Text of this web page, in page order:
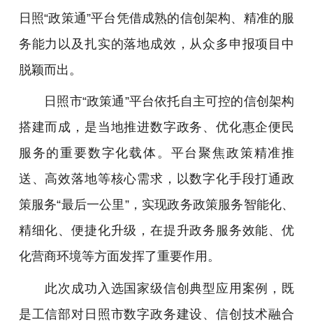
日照“政策通”平台凭借成熟的信创架构、精准的服
务能力以及扎实的落地成效，从众多申报项目中
脱颖而出。
日照市“政策通”平台依托自主可控的信创架构
搭建而成，是当地推进数字政务、优化惠企便民
服务的重要数字化载体。平台聚焦政策精准推
送、高效落地等核心需求，以数字化手段打通政
策服务“最后一公里”，实现政务政策服务智能化、
精细化、便捷化升级，在提升政务服务效能、优
化营商环境等方面发挥了重要作用。
此次成功入选国家级信创典型应用案例，既
是工信部对日照市数字政务建设、信创技术融合